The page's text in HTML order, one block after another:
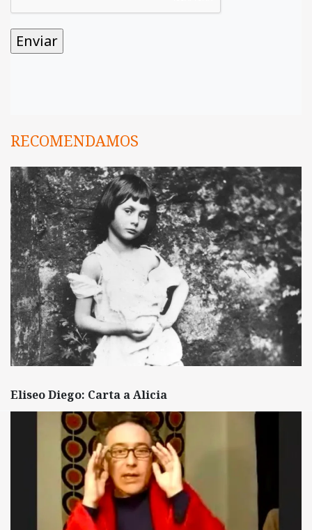
RECOMENDAMOS
Eliseo Diego: Carta a Alicia